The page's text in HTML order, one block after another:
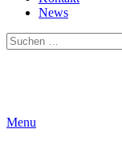
News
Suchen
nach:
Menu